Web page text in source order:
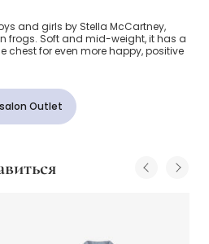
Denim Jacket
and girls by Stella McCartney,
frogs. Soft and mid-weight, it has a
chest for even more happy, positive
Outlet